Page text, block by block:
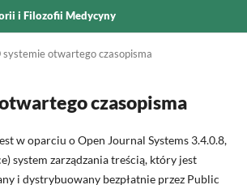
i Filozofii Medycyny
systemie otwartego czasopisma
czasopisma
w oparciu o Open Journal Systems 3.4.0.8,
system zarządzania treścią, który jest
i dystrybuowany bezpłatnie przez Public